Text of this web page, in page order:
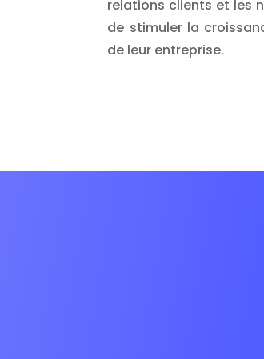
relations clients et les
de stimuler la
de leur entreprise.